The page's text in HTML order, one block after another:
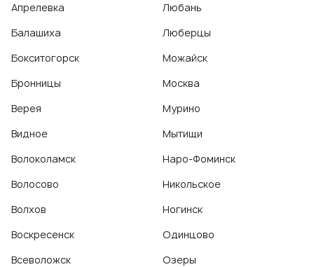
Апрелевка
Балашиха
Бокситогорск
Бронницы
Верея
Видное
Волоколамск
Волосово
Волхов
Воскресенск
Всеволожск
Любань
Люберцы
Можайск
Москва
Мурино
Мытищи
Наро-Фоминск
Никольское
Ногинск
Одинцово
Озеры